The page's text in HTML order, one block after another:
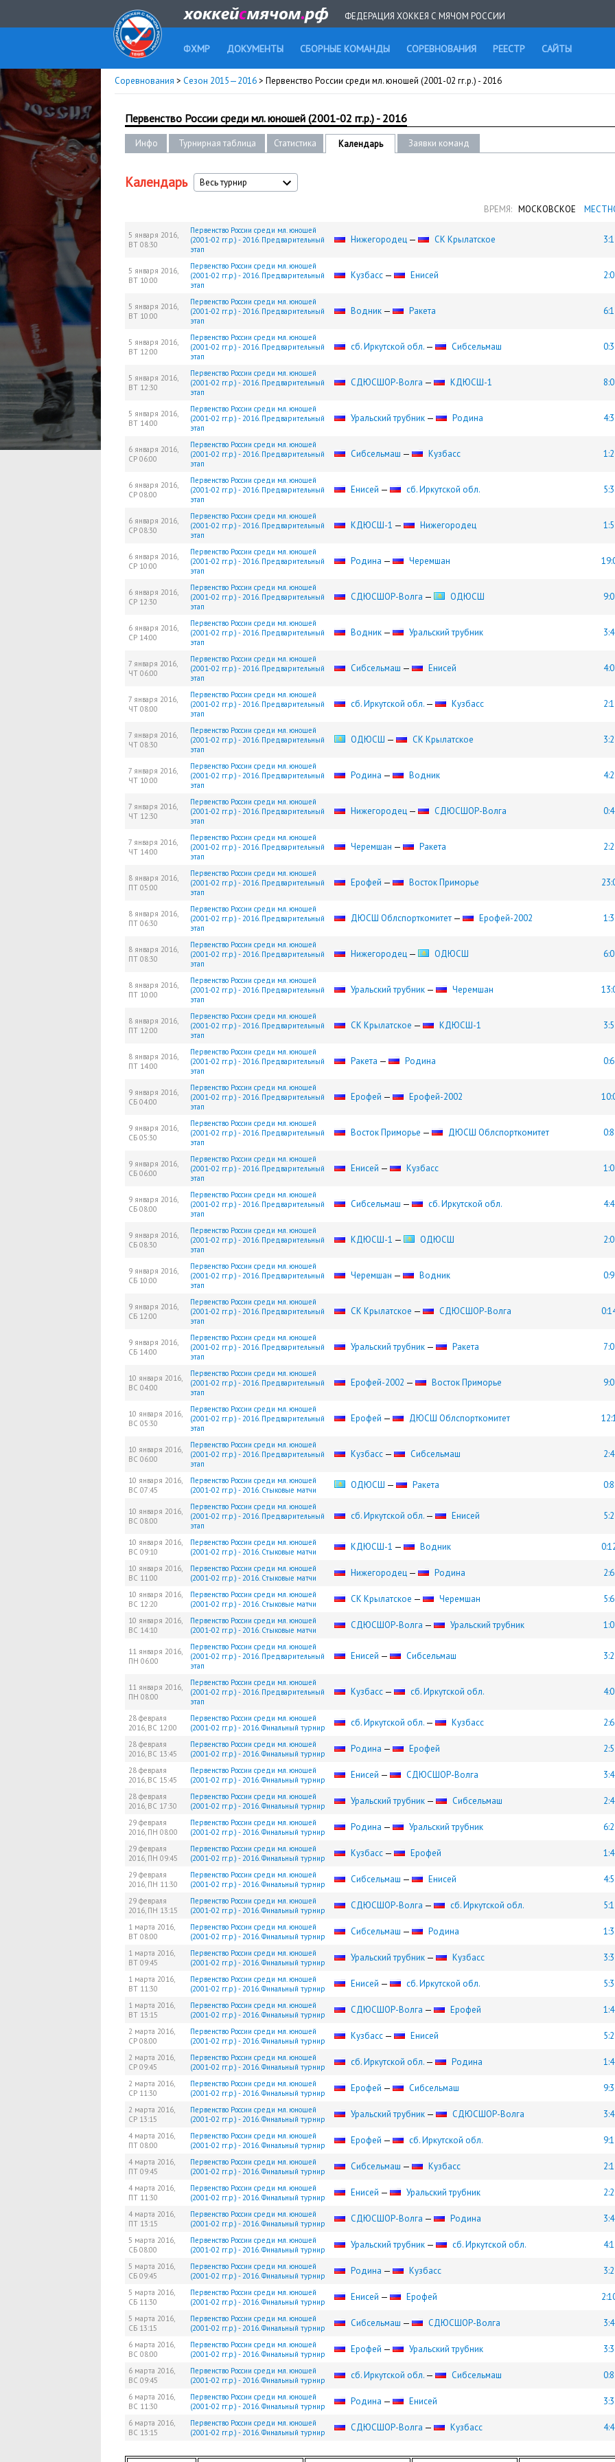
ФЕДЕРАЦИЯ ХОККЕЯ С МЯЧОМ РОССИИ
ФХМР ДОКУМЕНТЫ СБОРНЫЕ КОМАНДЫ СОРЕВНОВАНИЯ РЕЕСТР САЙТЫ
Соревнования > Сезон 2015—2016> Первенство России среди мл. юношей (2001-02 гг.р.) - 2016
Первенство России среди мл. юношей (2001-02 гг.р.) - 2016
Инфо Турнирная таблица Статистика Календарь Заявки команд
Календарь Весь турнир
ВРЕМЯ: МОСКОВСКОЕ
5 января 2016,
ВТ 08:30
Первенство России среди мл. юношей
(2001-02 гг.р.) - 2016. Предварительный
этап
Нижегородец — СК Крылатское 3:1
5 января 2016,
ВТ 10:00
Первенство России среди мл. юношей
(2001-02 гг.р.) - 2016. Предварительный
этап
Кузбасс — Енисей 2:0
5 января 2016,
ВТ 10:00
Первенство России среди мл. юношей
(2001-02 гг.р.) - 2016. Предварительный
этап
Водник — Ракета 6:1
5 января 2016,
ВТ 12:00
Первенство России среди мл. юношей
(2001-02 гг.р.) - 2016. Предварительный
этап
сб. Иркутской обл. — Сибсельмаш 0:3
5 января 2016,
ВТ 12:30
Первенство России среди мл. юношей
(2001-02 гг.р.) - 2016. Предварительный
этап
СДЮCШОР-Волга — КДЮСШ-1 8:0
5 января 2016,
ВТ 14:00
Первенство России среди мл. юношей
(2001-02 гг.р.) - 2016. Предварительный
этап
Уральский трубник — Родина 4:3
6 января 2016,
СР 06:00
Первенство России среди мл. юношей
(2001-02 гг.р.) - 2016. Предварительный
этап
Сибсельмаш — Кузбасс 1:2
6 января 2016,
СР 08:00
Первенство России среди мл. юношей
(2001-02 гг.р.) - 2016. Предварительный
этап
Енисей — сб. Иркутской обл. 5:3
6 января 2016,
СР 08:30
Первенство России среди мл. юношей
(2001-02 гг.р.) - 2016. Предварительный
этап
КДЮСШ-1 — Нижегородец 1:5
6 января 2016,
СР 10:00
Первенство России среди мл. юношей
(2001-02 гг.р.) - 2016. Предварительный
этап
Родина — Черемшан
6 января 2016,
СР 12:30
Первенство России среди мл. юношей
(2001-02 гг.р.) - 2016. Предварительный
этап
СДЮCШОР-Волга — ОДЮСШ 9:0
6 января 2016,
СР 14:00
Первенство России среди мл. юношей
(2001-02 гг.р.) - 2016. Предварительный
этап
Водник — Уральский трубник 3:4
7 января 2016,
ЧТ 06:00
Первенство России среди мл. юношей
(2001-02 гг.р.) - 2016. Предварительный
этап
Сибсельмаш — Енисей 4:0
7 января 2016,
ЧТ 08:00
Первенство России среди мл. юношей
(2001-02 гг.р.) - 2016. Предварительный
этап
сб. Иркутской обл. — Кузбасс 2:1
7 января 2016,
ЧТ 08:30
Первенство России среди мл. юношей
(2001-02 гг.р.) - 2016. Предварительный
этап
ОДЮСШ — СК Крылатское 3:2
7 января 2016,
ЧТ 10:00
Первенство России среди мл. юношей
(2001-02 гг.р.) - 2016. Предварительный
этап
Родина — Водник 4:2
7 января 2016,
ЧТ 12:30
Первенство России среди мл. юношей
(2001-02 гг.р.) - 2016. Предварительный
этап
Нижегородец — СДЮCШОР-Волга 0:4
7 января 2016,
ЧТ 14:00
Первенство России среди мл. юношей
(2001-02 гг.р.) - 2016. Предварительный
этап
Черемшан — Ракета 2:2
8 января 2016,
ПТ 05:00
Первенство России среди мл. юношей
(2001-02 гг.р.) - 2016. Предварительный
этап
Ерофей — Восток Приморье
8 января 2016,
ПТ 06:30
Первенство России среди мл. юношей
(2001-02 гг.р.) - 2016. Предварительный
этап
ДЮСШ Облспорткомитет — Ерофей-2002 1:3
8 января 2016,
ПТ 08:30
Первенство России среди мл. юношей
(2001-02 гг.р.) - 2016. Предварительный
этап
Нижегородец — ОДЮСШ 6:0
8 января 2016,
ПТ 10:00
Первенство России среди мл. юношей
(2001-02 гг.р.) - 2016. Предварительный
этап
Уральский трубник — Черемшан
8 января 2016,
ПТ 12:00
Первенство России среди мл. юношей
(2001-02 гг.р.) - 2016. Предварительный
этап
СК Крылатское — КДЮСШ-1 3:5
8 января 2016,
ПТ 14:00
Первенство России среди мл. юношей
(2001-02 гг.р.) - 2016. Предварительный
этап
Ракета — Родина 0:6
9 января 2016,
СБ 04:00
Первенство России среди мл. юношей
(2001-02 гг.р.) - 2016. Предварительный
этап
Ерофей — Ерофей-2002
9 января 2016,
СБ 05:30
Первенство России среди мл. юношей
(2001-02 гг.р.) - 2016. Предварительный
этап
Восток Приморье — ДЮСШ Облспорткомитет 0:8
9 января 2016,
СБ 06:00
Первенство России среди мл. юношей
(2001-02 гг.р.) - 2016. Предварительный
этап
Енисей — Кузбасс 1:0
9 января 2016,
СБ 08:00
Первенство России среди мл. юношей
(2001-02 гг.р.) - 2016. Предварительный
этап
Сибсельмаш — сб. Иркутской обл. 4:4
9 января 2016,
СБ 08:30
Первенство России среди мл. юношей
(2001-02 гг.р.) - 2016. Предварительный
этап
КДЮСШ-1 — ОДЮСШ 2:0
9 января 2016,
СБ 10:00
Первенство России среди мл. юношей
(2001-02 гг.р.) - 2016. Предварительный
этап
Черемшан — Водник 0:9
9 января 2016,
СБ 12:00
Первенство России среди мл. юношей
(2001-02 гг.р.) - 2016. Предварительный
этап
СК Крылатское — СДЮCШОР-Волга
9 января 2016,
СБ 14:00
Первенство России среди мл. юношей
(2001-02 гг.р.) - 2016. Предварительный
этап
Уральский трубник — Ракета 7:0
10 января 2016,
ВС 04:00
Первенство России среди мл. юношей
(2001-02 гг.р.) - 2016. Предварительный
этап
Ерофей-2002 — Восток Приморье 9:0
10 января 2016,
ВС 05:30
Первенство России среди мл. юношей
(2001-02 гг.р.) - 2016. Предварительный
этап
Ерофей — ДЮСШ Облспорткомитет
10 января 2016,
ВС 06:00
Первенство России среди мл. юношей
(2001-02 гг.р.) - 2016. Предварительный
этап
Кузбасс — Сибсельмаш 2:4
10 января 2016,
ВС 07:45
Первенство России среди мл. юношей
(2001-02 гг.р.) - 2016. Стыковые матчи
ОДЮСШ — Ракета 0:8
10 января 2016,
ВС 08:00
Первенство России среди мл. юношей
(2001-02 гг.р.) - 2016. Предварительный
этап
сб. Иркутской обл. — Енисей 5:2
10 января 2016,
ВС 09:10
Первенство России среди мл. юношей
(2001-02 гг.р.) - 2016. Стыковые матчи
КДЮСШ-1 — Водник
10 января 2016,
ВС 11:00
Первенство России среди мл. юношей
(2001-02 гг.р.) - 2016. Стыковые матчи
Нижегородец — Родина 2:6
10 января 2016,
ВС 12:20
Первенство России среди мл. юношей
(2001-02 гг.р.) - 2016. Стыковые матчи
СК Крылатское — Черемшан 5:6
10 января 2016,
ВС 14:10
Первенство России среди мл. юношей
(2001-02 гг.р.) - 2016. Стыковые матчи
СДЮCШОР-Волга — Уральский трубник 1:0
11 января 2016,
ПН 06:00
Первенство России среди мл. юношей
(2001-02 гг.р.) - 2016. Предварительный
этап
Енисей — Сибсельмаш 3:2
11 января 2016,
ПН 08:00
Первенство России среди мл. юношей
(2001-02 гг.р.) - 2016. Предварительный
этап
Кузбасс — сб. Иркутской обл. 4:0
28 февраля
2016, ВС 12:00
Первенство России среди мл. юношей
(2001-02 гг.р.) - 2016. Финальный турнир
сб. Иркутской обл. — Кузбасс 2:6
28 февраля
2016, ВС 13:45
Первенство России среди мл. юношей
(2001-02 гг.р.) - 2016. Финальный турнир
Родина — Ерофей 2:5
28 февраля
2016, ВС 15:45
Первенство России среди мл. юношей
(2001-02 гг.р.) - 2016. Финальный турнир
Енисей — СДЮCШОР-Волга 3:4
28 февраля
2016, ВС 17:30
Первенство России среди мл. юношей
(2001-02 гг.р.) - 2016. Финальный турнир
Уральский трубник — Сибсельмаш 2:4
29 февраля
2016, ПН 08:00
Первенство России среди мл. юношей
(2001-02 гг.р.) - 2016. Финальный турнир
Родина — Уральский трубник 6:2
29 февраля
2016, ПН 09:45
Первенство России среди мл. юношей
(2001-02 гг.р.) - 2016. Финальный турнир
Кузбасс — Ерофей 1:4
29 февраля
2016, ПН 11:30
Первенство России среди мл. юношей
(2001-02 гг.р.) - 2016. Финальный турнир
Сибсельмаш — Енисей 4:5
29 февраля
2016, ПН 13:15
Первенство России среди мл. юношей
(2001-02 гг.р.) - 2016. Финальный турнир
СДЮCШОР-Волга — сб. Иркутской обл. 5:1
1 марта 2016,
ВТ 08:00
Первенство России среди мл. юношей
(2001-02 гг.р.) - 2016. Финальный турнир
Сибсельмаш — Родина 1:3
1 марта 2016,
ВТ 09:45
Первенство России среди мл. юношей
(2001-02 гг.р.) - 2016. Финальный турнир
Уральский трубник — Кузбасс 3:3
1 марта 2016,
ВТ 11:30
Первенство России среди мл. юношей
(2001-02 гг.р.) - 2016. Финальный турнир
Енисей — сб. Иркутской обл. 5:3
1 марта 2016,
ВТ 13:15
Первенство России среди мл. юношей
(2001-02 гг.р.) - 2016. Финальный турнир
СДЮCШОР-Волга — Ерофей 1:4
2 марта 2016,
СР 08:00
Первенство России среди мл. юношей
(2001-02 гг.р.) - 2016. Финальный турнир
Кузбасс — Енисей 5:2
2 марта 2016,
СР 09:45
Первенство России среди мл. юношей
(2001-02 гг.р.) - 2016. Финальный турнир
сб. Иркутской обл. — Родина 1:4
2 марта 2016,
СР 11:30
Первенство России среди мл. юношей
(2001-02 гг.р.) - 2016. Финальный турнир
Ерофей — Сибсельмаш 9:3
2 марта 2016,
СР 13:15
Первенство России среди мл. юношей
(2001-02 гг.р.) - 2016. Финальный турнир
Уральский трубник — СДЮCШОР-Волга 3:4
4 марта 2016,
ПТ 08:00
Первенство России среди мл. юношей
(2001-02 гг.р.) - 2016. Финальный турнир
Ерофей — сб. Иркутской обл. 9:1
4 марта 2016,
ПТ 09:45
Первенство России среди мл. юношей
(2001-02 гг.р.) - 2016. Финальный турнир
Сибсельмаш — Кузбасс 2:1
4 марта 2016,
ПТ 11:30
Первенство России среди мл. юношей
(2001-02 гг.р.) - 2016. Финальный турнир
Енисей — Уральский трубник 2:2
4 марта 2016,
ПТ 13:15
Первенство России среди мл. юношей
(2001-02 гг.р.) - 2016. Финальный турнир
СДЮCШОР-Волга — Родина 3:4
5 марта 2016,
СБ 08:00
Первенство России среди мл. юношей
(2001-02 гг.р.) - 2016. Финальный турнир
Уральский трубник — сб. Иркутской обл. 4:1
5 марта 2016,
СБ 09:45
Первенство России среди мл. юношей
(2001-02 гг.р.) - 2016. Финальный турнир
Родина — Кузбасс 3:2
5 марта 2016,
СБ 11:30
Первенство России среди мл. юношей
(2001-02 гг.р.) - 2016. Финальный турнир
Енисей — Ерофей
5 марта 2016,
СБ 13:15
Первенство России среди мл. юношей
(2001-02 гг.р.) - 2016. Финальный турнир
Сибсельмаш — СДЮCШОР-Волга 3:4
6 марта 2016,
ВС 08:00
Первенство России среди мл. юношей
(2001-02 гг.р.) - 2016. Финальный турнир
Ерофей — Уральский трубник 3:3
6 марта 2016,
ВС 09:45
Первенство России среди мл. юношей
(2001-02 гг.р.) - 2016. Финальный турнир
сб. Иркутской обл. — Сибсельмаш 0:8
6 марта 2016,
ВС 11:30
Первенство России среди мл. юношей
(2001-02 гг.р.) - 2016. Финальный турнир
Родина — Енисей 3:3
6 марта 2016,
ВС 13:15
Первенство России среди мл. юношей
(2001-02 гг.р.) - 2016. Финальный турнир
СДЮCШОР-Волга — Кузбасс 4:4